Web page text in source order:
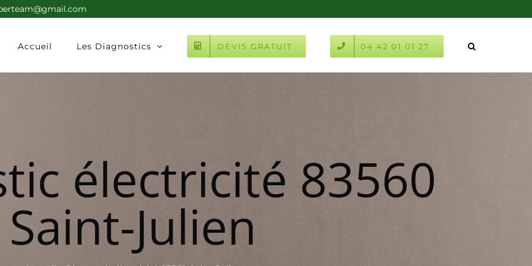
Accueil Les Diagnostics DEVIS GRATUIT 04 42 01 01 27
électricité 83560
Saint-Julien